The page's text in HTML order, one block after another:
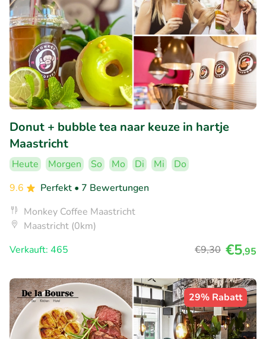
Donut + bubble tea naar keuze in hartje
Maastricht
Heute Morgen So Mo Di Mi
Do
9.6
Perfekt • 7 Bewertungen
Monkey Coffee Maastricht
Maastricht (0km)
Verkauft: 465
€9,30 €5,95
29% Rabatt